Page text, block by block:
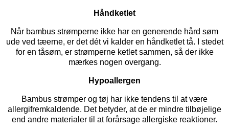
Håndketlet
Når bambus strømperne ikke har en generende hård søm
ude ved tæerne, er det dét vi kalder en håndketlet tå. I stedet
for en tåsøm, er strømperne ketlet sammen, så der ikke
mærkes nogen overgang.
Hypoallergen
Bambus strømper og tøj har ikke tendens til at være
allergifremkaldende. Det betyder, at de er mindre tilbøjelige
end andre materialer til at forårsage allergiske reaktioner.